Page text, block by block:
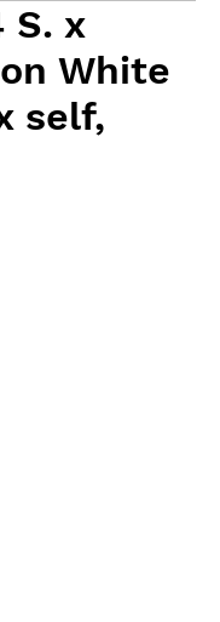
S. x
White
self,